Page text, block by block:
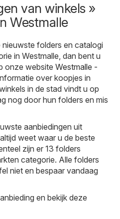
van winkels »
Westmalle
folders en catalogi
in Westmalle, dan bent u
onze website Westmalle -
over koopjes in
in de stad vindt u op
nog door hun folders en mis
aanbiedingen uit
weet waar u de beste
zijn er 13 folders
categorie. Alle folders
niet en bespaar vandaag
en bekijk deze